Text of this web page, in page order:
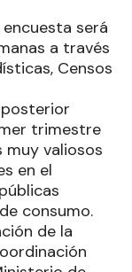
será
a través
Censos
trimestre
valiosos
en el
consumo.
de la